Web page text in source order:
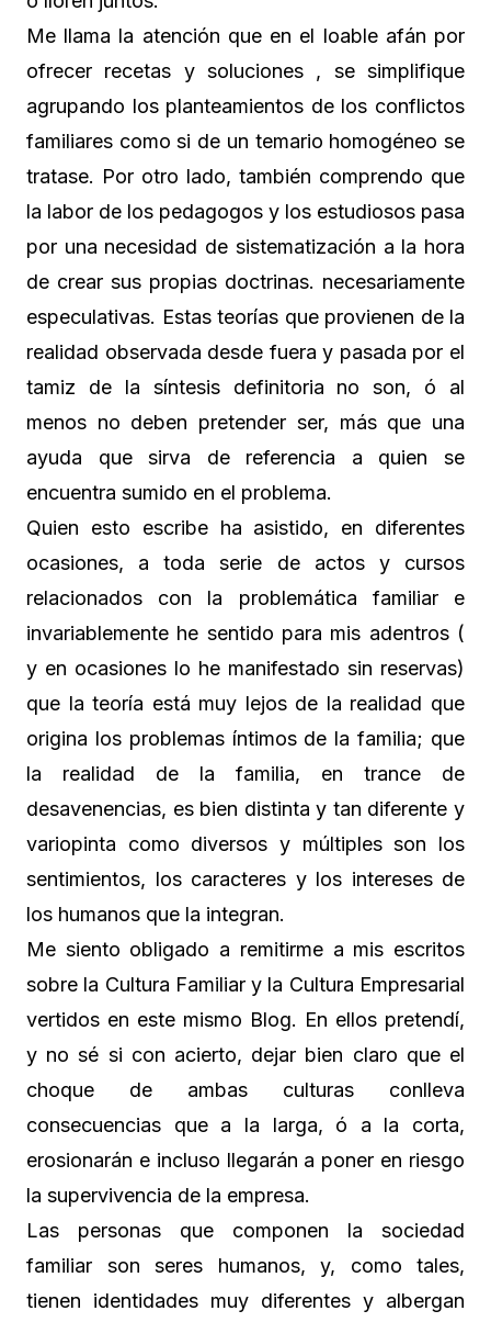
Me llama la atención que en el loable afán por
ofrecer recetas y soluciones , se simplifique
agrupando los planteamientos de los conflictos
familiares como si de un temario homogéneo se
tratase. Por otro lado, también comprendo que
la labor de los pedagogos y los estudiosos pasa
por una necesidad de sistematización a la hora
de crear sus propias doctrinas. necesariamente
especulativas. Estas teorías que provienen de la
realidad observada desde fuera y pasada por el
tamiz de la síntesis definitoria no son, ó al
menos no deben pretender ser, más que una
ayuda que sirva de referencia a quien se
encuentra sumido en el problema.
Quien esto escribe ha asistido, en diferentes
ocasiones, a toda serie de actos y cursos
relacionados con la problemática familiar e
invariablemente he sentido para mis adentros (
y en ocasiones lo he manifestado sin reservas)
que la teoría está muy lejos de la realidad que
origina los problemas íntimos de la familia; que
la realidad de la familia, en trance de
desavenencias, es bien distinta y tan diferente y
variopinta como diversos y múltiples son los
sentimientos, los caracteres y los intereses de
los humanos que la integran.
Me siento obligado a remitirme a mis escritos
sobre la Cultura Familiar y la Cultura Empresarial
vertidos en este mismo Blog. En ellos pretendí,
y no sé si con acierto, dejar bien claro que el
choque de ambas culturas conlleva
consecuencias que a la larga, ó a la corta,
erosionarán e incluso llegarán a poner en riesgo
la supervivencia de la empresa.
Las personas que componen la sociedad
familiar son seres humanos, y, como tales,
tienen identidades muy diferentes y albergan